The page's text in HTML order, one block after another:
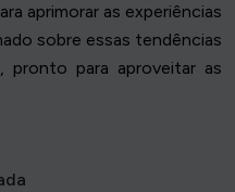
aprimorar as experiências
sobre essas tendências
para aproveitar as